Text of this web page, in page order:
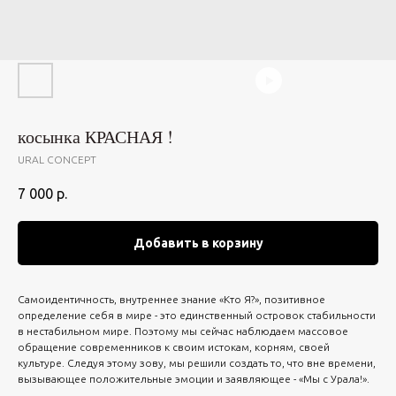
косынка КРАСНАЯ !
URAL CONCEPT
7 000 р.
Добавить в корзину
Самоидентичность, внутреннее знание «Кто Я?», позитивное
определение себя в мире - это единственный островок стабильности
в нестабильном мире. Поэтому мы сейчас наблюдаем массовое
обращение современников к своим истокам, корням, своей
культуре. Следуя этому зову, мы решили создать то, что вне времени,
вызывающее положительные эмоции и заявляющее - «Мы с Урала!».